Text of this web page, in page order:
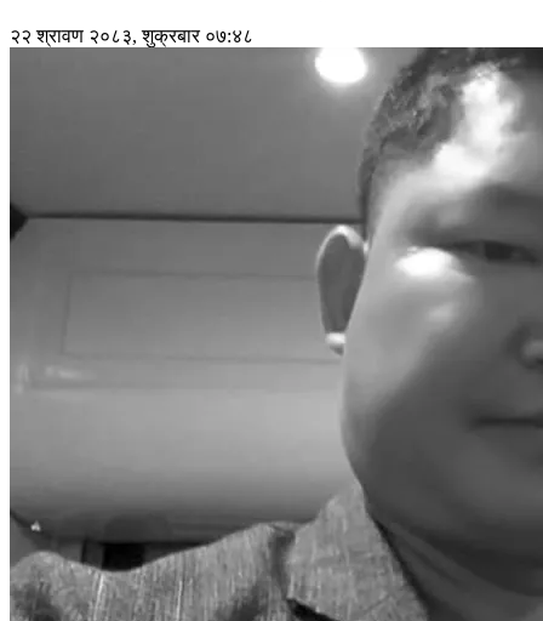
२२ श्रावण २०८३, शुक्रबार ०७:४८